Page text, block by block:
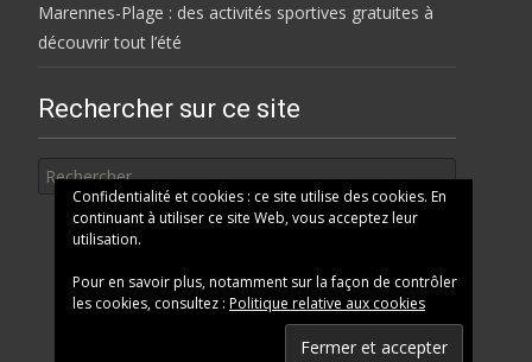
Marennes-Plage : des activités sportives gratuites à
découvrir tout l’été
Rechercher sur ce site
Confidentialité et cookies : ce site utilise des cookies. En
continuant à utiliser ce site Web, vous acceptez leur
utilisation.
Pour en savoir plus, notamment sur la façon de contrôler
les cookies, consultez : Politique relative aux cookies